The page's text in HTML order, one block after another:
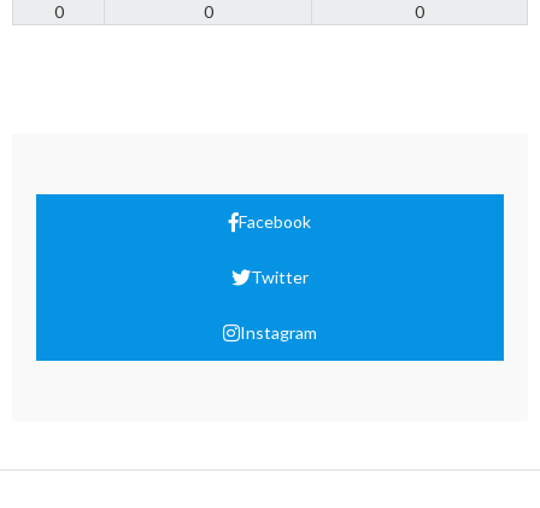
0
0 0
Facebook
Twitter
Instagram